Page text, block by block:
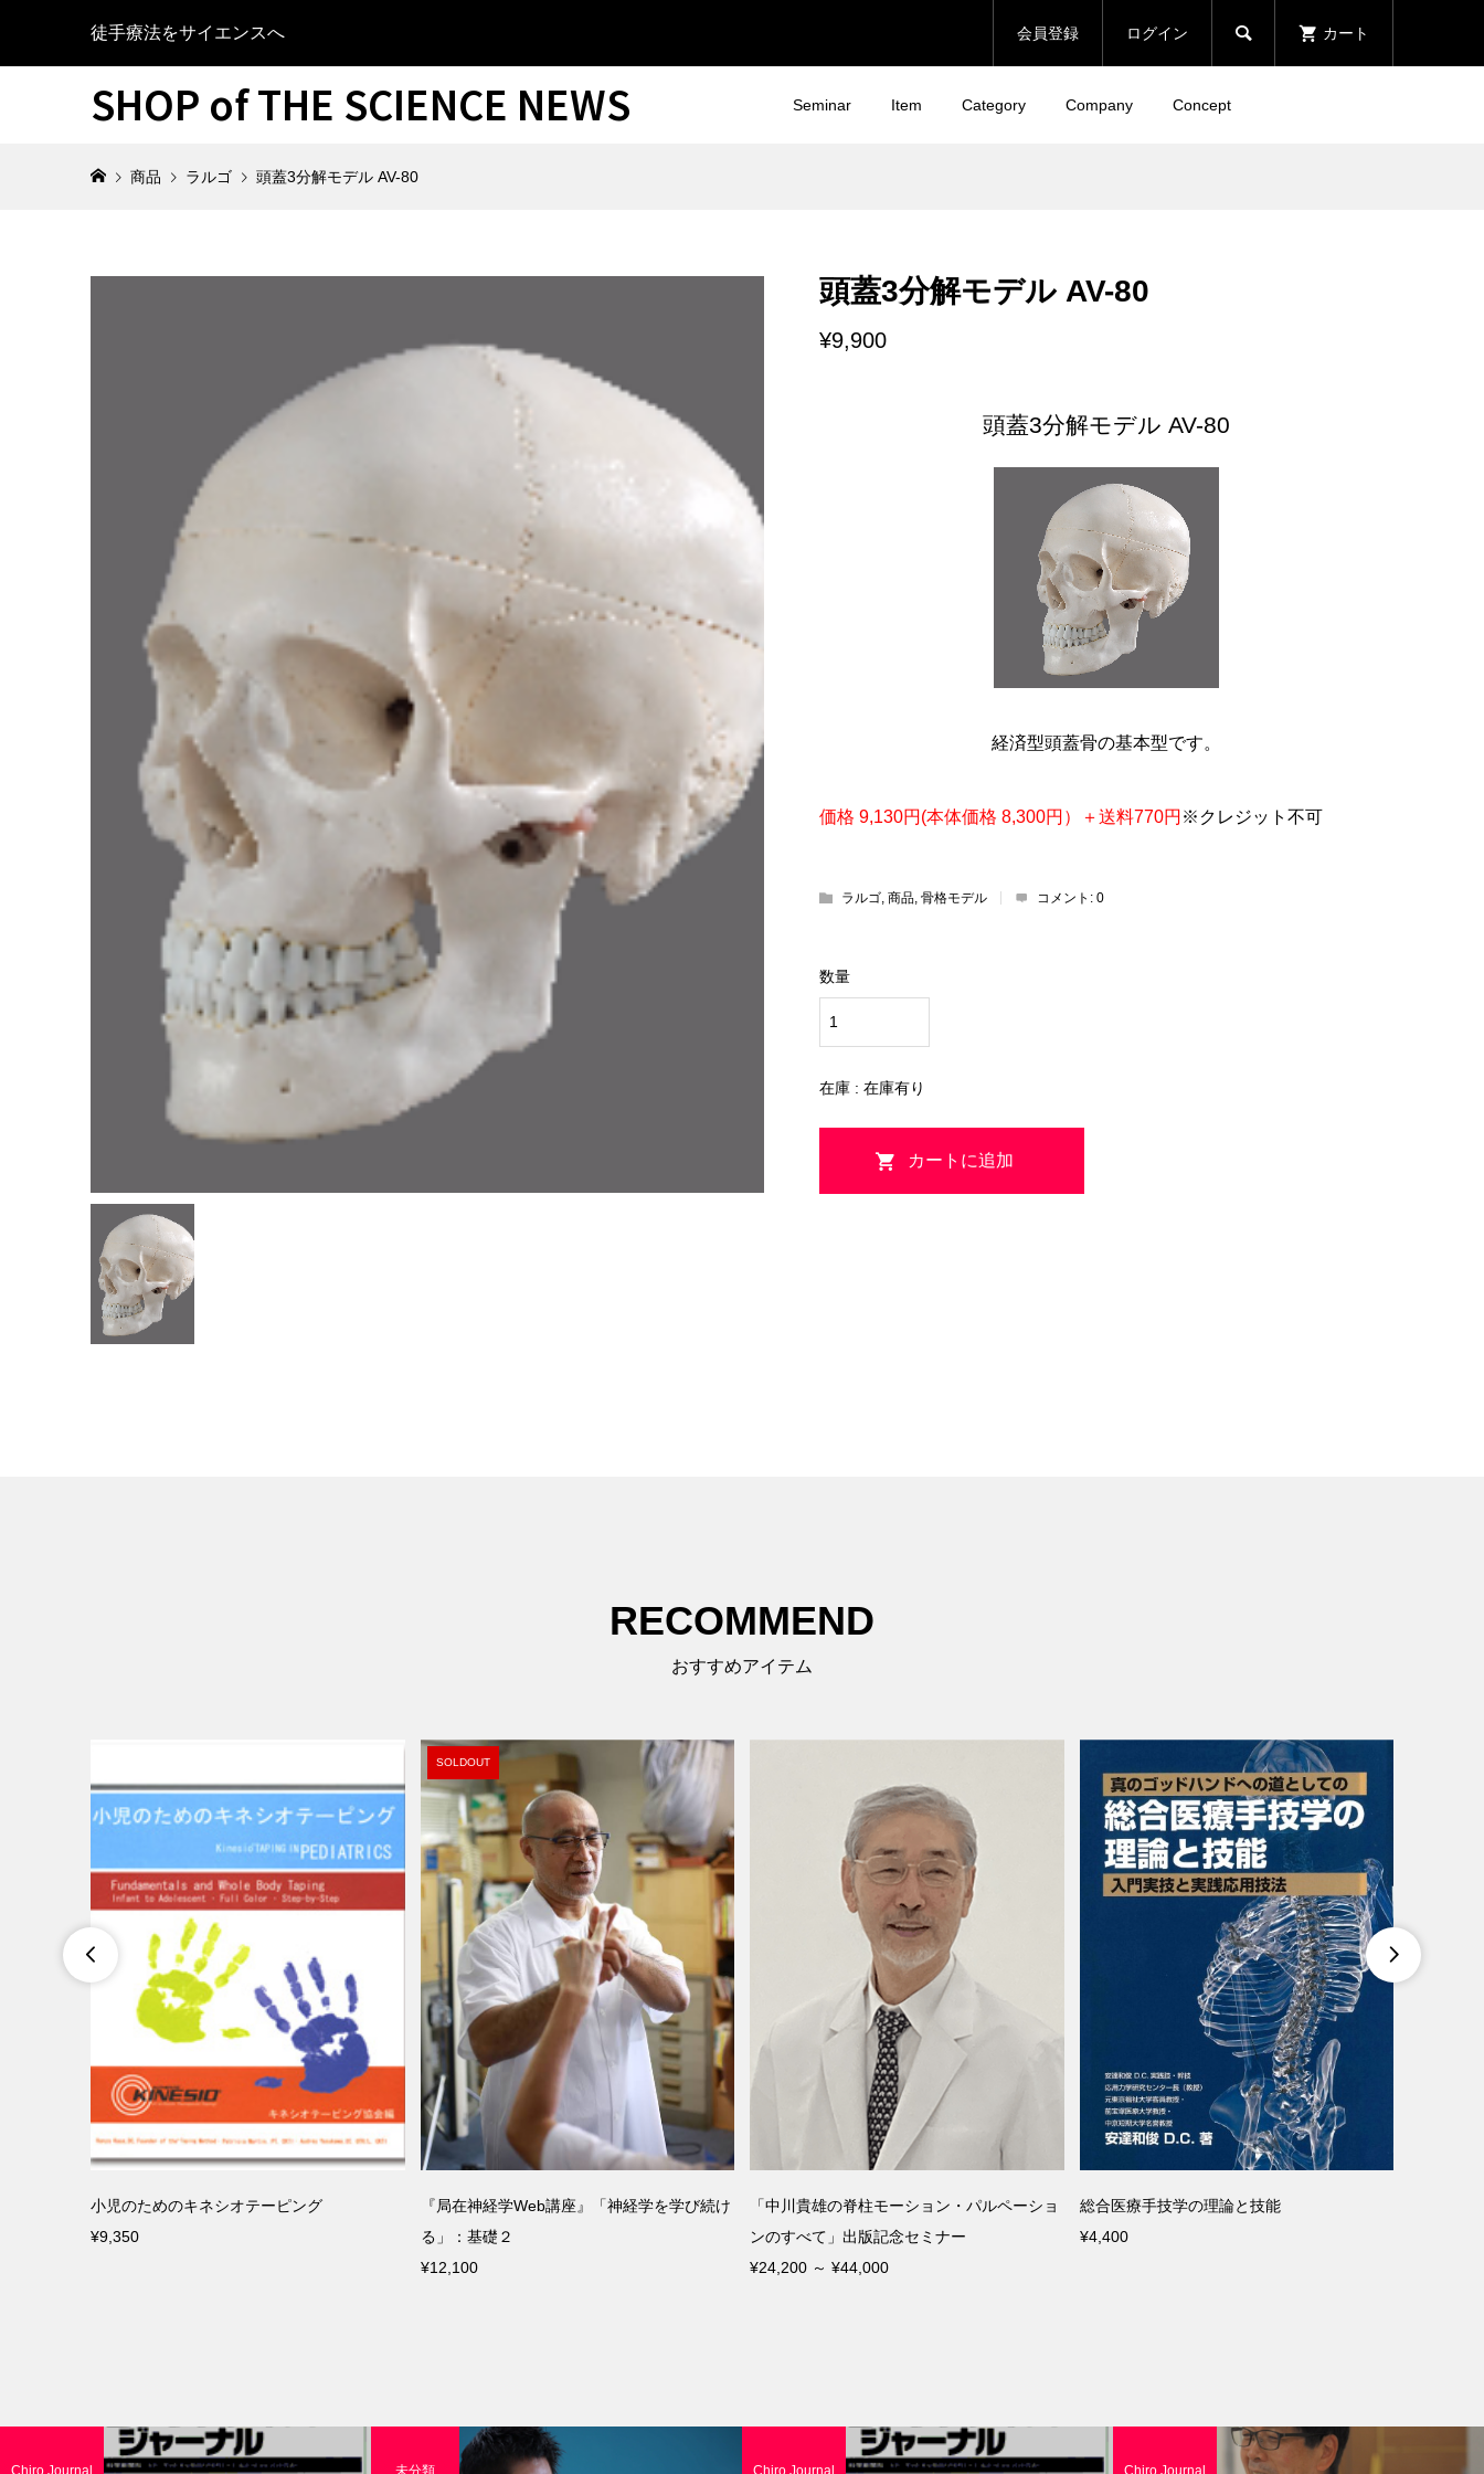
徒手療法をサイエンスへ 会員登録 ログイン  カート
SHOP of THE SCIENCE NEWS Seminar Item Category Company Concept
商品 ラルゴ 頭蓋3分解モデル AV-80
頭蓋3分解モデル AV-80
¥9,900
頭蓋3分解モデル AV-80
経済型頭蓋骨の基本型です。
価格 9,130円(本体価格 8,300円）＋送料770円 ※クレジット不可
ラルゴ, 商品, 骨格モデル コメント: 0
数量
在庫 : 在庫有り
RECOMMEND
おすすめアイテム

小児のためのキネシオテーピング
¥9,350
SOLDOUT
『局在神経学Web講座』「神経学を学び続け
る」：基礎２
¥12,100
「中川貴雄の脊柱モーション・パルペーショ
ンのすべて」出版記念セミナー
¥24,200 ～ ¥44,000
総合医療手技学の理論と技能
¥4,400

Chiro Journal 未分類 Chiro Journal Chiro Journal